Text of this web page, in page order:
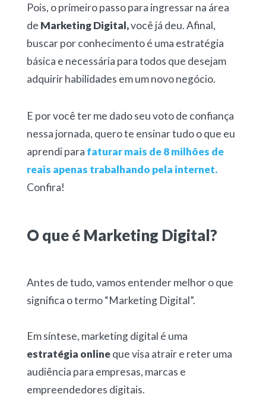
Pois, o primeiro passo para ingressar na área
de Marketing Digital,você já deu. Afinal,
buscar por conhecimento é uma estratégia
básica e necessária para todos que desejam
adquirir habilidades em um novo negócio.
E por você ter me dado seu voto de confiança
nessa jornada, quero te ensinar tudo o que eu
aprendi para faturar mais de 8 milhões de
reais apenas trabalhando pela internet.
Confira!
O que é Marketing Digital?
Antes de tudo, vamos entender melhor o que
significa o termo “Marketing Digital”.
Em síntese, marketing digital é uma
estratégia onlineque visa atrair e reter uma
audiência para empresas, marcas e
empreendedores digitais.